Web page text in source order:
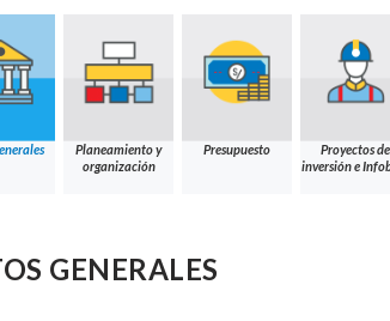
Planeamiento y
organización
Presupuesto
Proyectos de
inversión e
GENERALES